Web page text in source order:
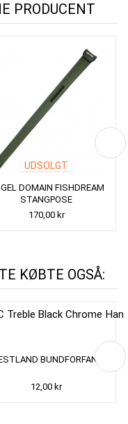
PRODUCENT
UDSOLGT
DOMAIN FISHDREAM
STANGPOSE
170,00 kr
KØBTE OGSÅ:
BUNDFORFANG
12,00 kr